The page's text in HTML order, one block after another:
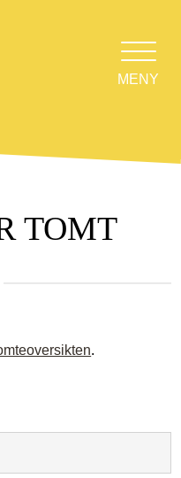
MENY
TOMT
.